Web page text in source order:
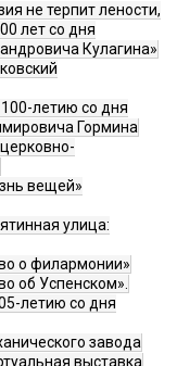
не терпит лености,
лет со дня
Кулагина»
летию со дня
Гормина
вещей»
улица:
о филармонии»
об Успенском».
летию со дня
завода
выставка